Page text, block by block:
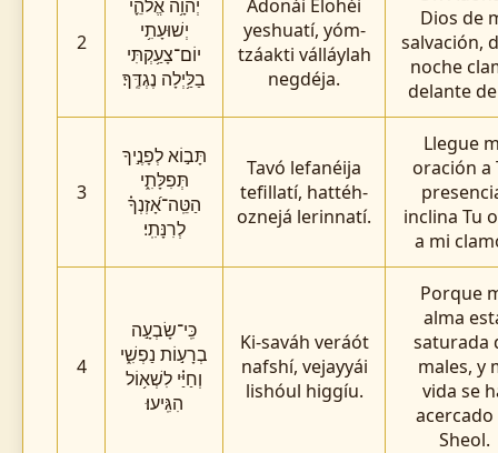
2
יְהֹוָ֥ה אֱלֹהֵ֢י
יְשׁוּעָתִ֥י
יוֹם־צָעַ֥קְתִּי
בַלַּ֥יְלָה נֶגְדֶּֽךָ׃
Adonái Elohéi
yeshuatí, yóm-
tzáakti válláylah
negdéja.
Dios de
salvación,
noche
delante
3
תָּב֣וֹא לְפָנֶ֣יךָ
תְּפִלָּתִ֑י
הַטֵּֽה־אָ֝זְנְךָ֗
לְרִנָּתִֽי׃
Tavó lefanéija
tefillatí, hattéh-
oznejá lerinnatí.
Llegue
oración a
inclina Tu
a mi
4
כִּֽי־שָׂבְעָ֣ה
בְרָע֣וֹת נַפְשִׁ֑י
וְחַיַּ֗י לִשְׁא֥וֹל
הִגִּֽיעוּ׃
Ki-saváh veráót
nafshí, vejayyái
lishóul higgíu.
Porque
alma
saturada
males, y
vida se
acercado
Sheol.